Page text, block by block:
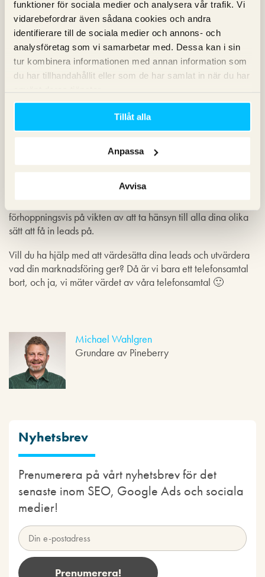
funktioner för sociala medier och analysera vår trafik. Vi
vidarebefordrar även sådana cookies och andra
identifierare till de sociala medier och annons- och
analysföretag som vi samarbetar med. Dessa kan i sin
tur kombinera informationen med annan information som
du har tillhandahållit eller som de har samlat in när du har
Tillåt alla
Anpassa
Avvisa
Resultat:– 10 000 kr
Alla leadskällor
+ Offertformulär: 10 st / månad värda 2 000 kr st
+ Telefonsamtal: 20 st / månad värda 1 000 kr st
+ Nyhetsbrev: 50 st nya prenumeranter / månad värda 100
kr st
– Marknadsföringsinvestering: 30 000 kr / per månad
förhoppningsvis på vikten av att ta hänsyn till alla dina olika
sätt att få in leads på.
Vill du ha hjälp med att värdesätta dina leads och utvärdera
vad din marknadsföring ger? Då är vi bara ett telefonsamtal
bort, och ja, vi mäter värdet av våra telefonsamtal 🙂
Michael Wahlgren
Grundare av Pineberry
Nyhetsbrev
Prenumerera på vårt nyhetsbrev för det
senaste inom SEO, Google Ads och sociala
medier!